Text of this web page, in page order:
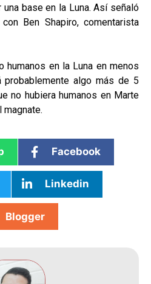
base en la Luna. Así señaló
Ben Shapiro, comentarista
humanos en la Luna en menos
probablemente algo más de 5
no hubiera humanos en Marte
magnate.
Facebook
Linkedin
Blogger